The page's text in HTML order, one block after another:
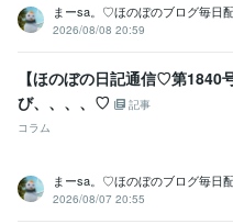
まーsa。♡ほのぼのブログ毎日
2026/08/08 20:59
【ほのぼの日記通信♡第1840
び、、、、♡
記事
コラム
まーsa。♡ほのぼのブログ毎日
2026/08/07 20:55